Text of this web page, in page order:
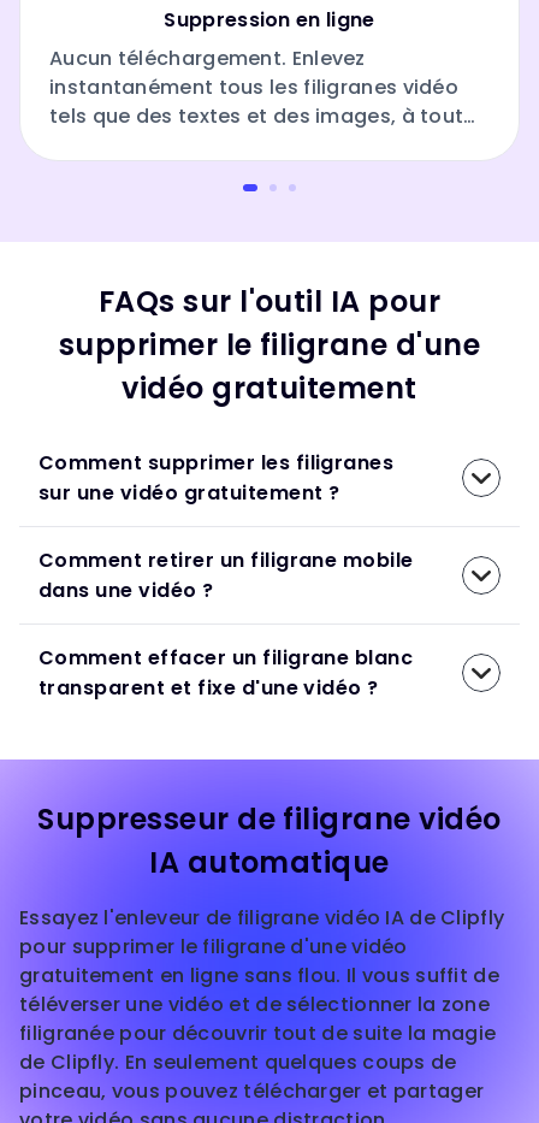
Suppression en ligne
Aucun téléchargement. Enlevez
instantanément tous les filigranes vidéo
tels que des textes et des images, à tout
FAQs sur l'outil IA pour
supprimer le filigrane d'une
vidéo gratuitement
Comment supprimer les filigranes
sur une vidéo gratuitement ?
Comment retirer un filigrane mobile
dans une vidéo ?
Comment effacer un filigrane blanc
transparent et fixe d'une vidéo ?
Suppresseur de filigrane vidéo
IA automatique
Essayez l'enleveur de filigrane vidéo IA de Clipfly
pour supprimer le filigrane d'une vidéo
gratuitement en ligne sans flou. Il vous suffit de
téléverser une vidéo et de sélectionner la zone
filigranée pour découvrir tout de suite la magie
de Clipfly. En seulement quelques coups de
pinceau, vous pouvez télécharger et partager